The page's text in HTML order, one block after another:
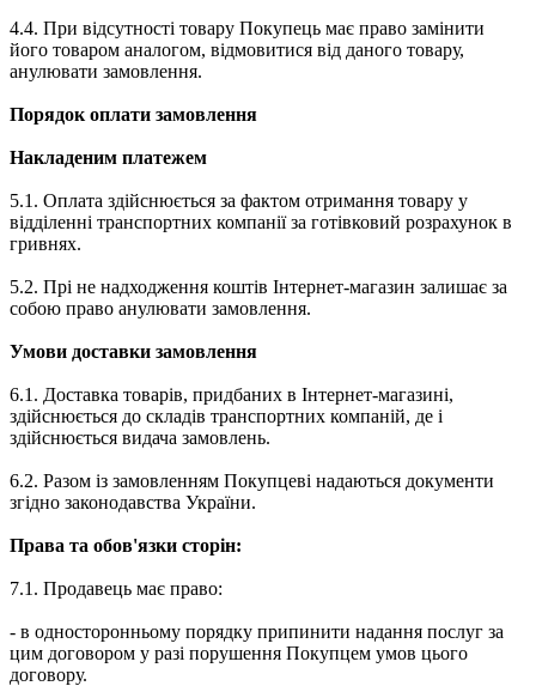
4.4. При відсутності товару Покупець має право замінити
його товаром аналогом, відмовитися від даного товару,
анулювати замовлення.
Порядок оплати замовлення
Накладеним платежем
5.1. Оплата здійснюється за фактом отримання товару у
відділенні транспортних компанії за готівковий розрахунок в
гривнях.
5.2. Прі не надходження коштів Інтернет-магазин залишає за
собою право анулювати замовлення.
Умови доставки замовлення
6.1. Доставка товарів, придбаних в Інтернет-магазині,
здійснюється до складів транспортних компаній, де і
здійснюється видача замовлень.
6.2. Разом із замовленням Покупцеві надаються документи
згідно законодавства України.
Права та обов'язки сторін:
7.1. Продавець має право:
- в односторонньому порядку припинити надання послуг за
цим договором у разі порушення Покупцем умов цього
договору.